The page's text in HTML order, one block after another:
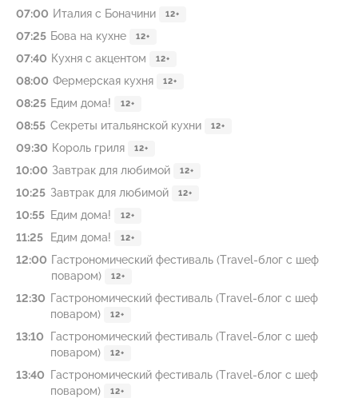
07:00 Италия с Боначини 12+
07:25 Бова на кухне 12+
07:40 Кухня с акцентом 12+
08:00 Фермерская кухня 12+
08:25 Едим дома! 12+
08:55 Секреты итальянской кухни 12+
09:30 Король гриля 12+
10:00 Завтрак для любимой 12+
10:25 Завтрак для любимой 12+
10:55 Едим дома! 12+
11:25 Едим дома! 12+
12:00 Гастрономический фестиваль (Travel-блог с шеф
поваром)
12+
12:30 Гастрономический фестиваль (Travel-блог с шеф
поваром)
12+
13:10
Гастрономический фестиваль (Travel-блог с шеф
поваром)
12+
13:40
Гастрономический фестиваль (Travel-блог с шеф
поваром)
12+